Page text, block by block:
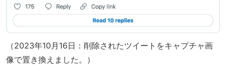
（2023年10月16日：削除されたツイートをキャプチャ画
像で置き換えました。）